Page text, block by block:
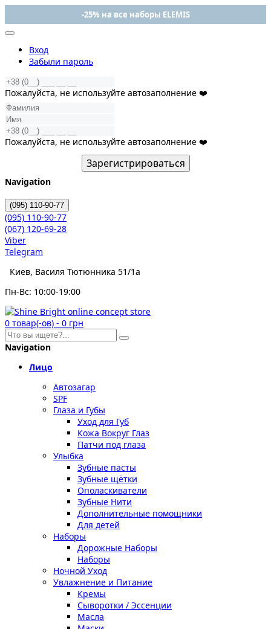
-25% на все наборы ELEMIS
Вход
Забыли пароль
Пожалуйста, не используйте автозаполнение ❤️
Пожалуйста, не используйте автозаполнение ❤️
Зарегистрироваться
Navigation
(095) 110-90-77
(095) 110-90-77
(067) 120-69-28
Viber
Telegram
Киев, Василя Тютюнника 51/1а
Пн-Вс: 10:00-19:00
0 товар(-ов) - 0 грн
Navigation
Лицо
Автозагар
SPF
Глаза и Губы
Уход для Губ
Кожа Вокруг Глаз
Патчи под глаза
Улыбка
Зубные пасты
Зубные щётки
Ополаскиватели
Зубные Нити
Дополнительные помощники
Для детей
Наборы
Дорожные Наборы
Наборы
Ночной Уход
Увлажнение и Питание
Кремы
Сыворотки / Эссенции
Масла